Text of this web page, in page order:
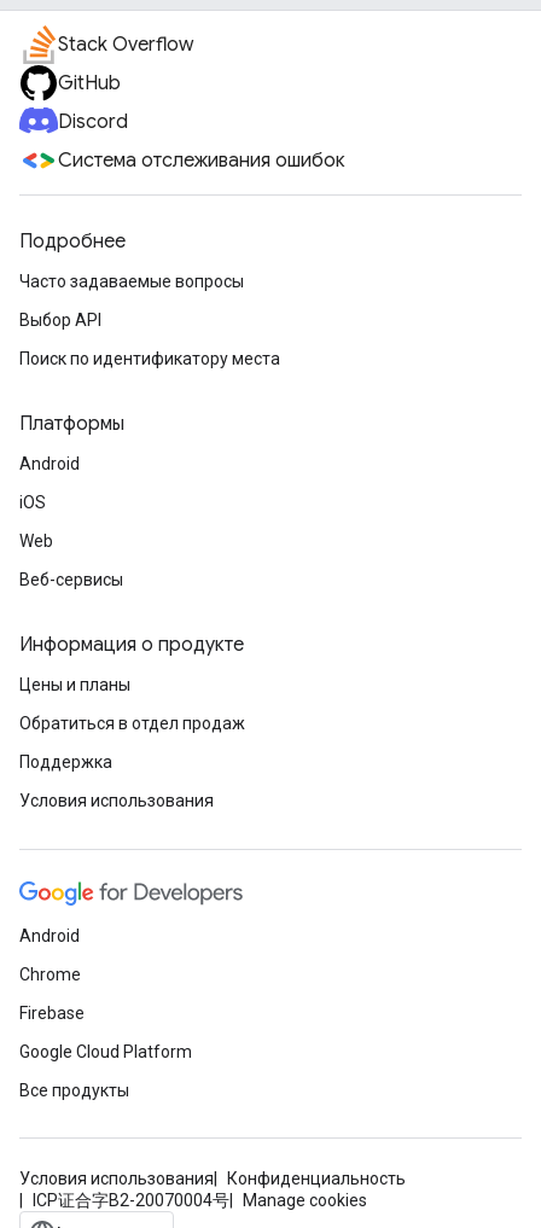
Stack Overflow
GitHub
Discord
Система отслеживания ошибок
Подробнее
Часто задаваемые вопросы
Выбор API
Поиск по идентификатору места
Платформы
Android
iOS
Web
Веб-сервисы
Информация о продукте
Цены и планы
Обратиться в отдел продаж
Поддержка
Условия использования
Android
Chrome
Firebase
Google Cloud Platform
Все продукты
Условия использования
Конфиденциальность
ICP证合字B2-20070004号
Manage cookies